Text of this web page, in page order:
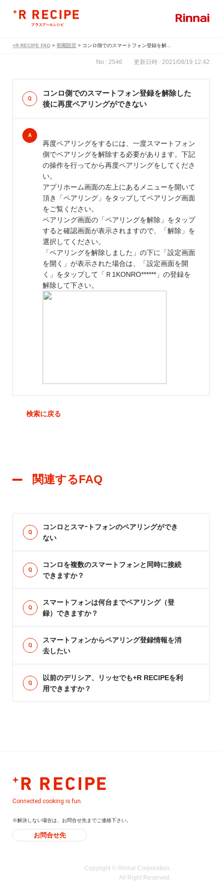
+R RECIPE FAQ > 初期設定 > コンロ側でのスマートフォン登録を解...
No : 2546 更新日時 : 2021/08/19 12:42
コンロ側でのスマートフォン登録を解除した
後に再度ペアリングができない
再度ペアリングをするには、一度スマートフォン
側でペアリングを解除する必要があります。下記
の操作を行ってから再度ペアリングをしてくださ
い。
アプリホーム画面の左上にあるメニューを開いて
頂き「ペアリング」をタップしてペアリング画面
をご覧ください。
ペアリング画面の「ペアリングを解除」をタップ
すると確認画面が表示されますので、「解除」を
選択してください。
「ペアリングを解除しました」の下に「設定画面
を開く」が表示された場合は、「設定画面を開
く」をタップして「Ｒ1KONRO******」の登録を
解除して下さい。
戻る
関連するFAQ
コンロとスマｰトフォンのペアリングができ
ない
コンロを複数のスマートフォンと同時に接続
できますか？
スマートフォンは何台までペアリング（登
録）できますか？
スマートフォンからペアリング登録情報を消
去したい
以前のデリシア、リッセでも+R RECIPEを利
用できますか？
Connected cooking is fun.
※解決しない場合は、お問合せ先までご連絡下さい。
お問合せ先
Copyright © Rinnai Corporation.
All Right Reserved.